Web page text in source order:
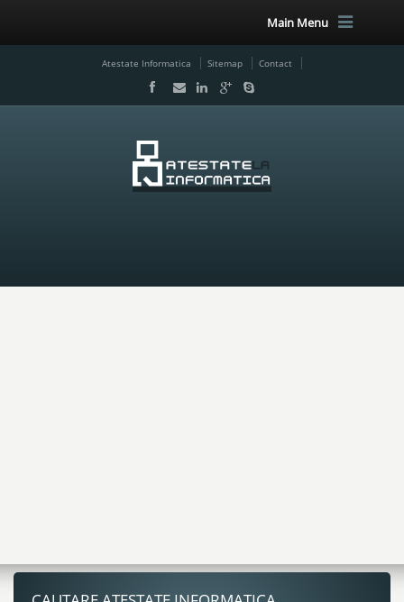
Main Menu
Atestate Informatica Sitemap Contact